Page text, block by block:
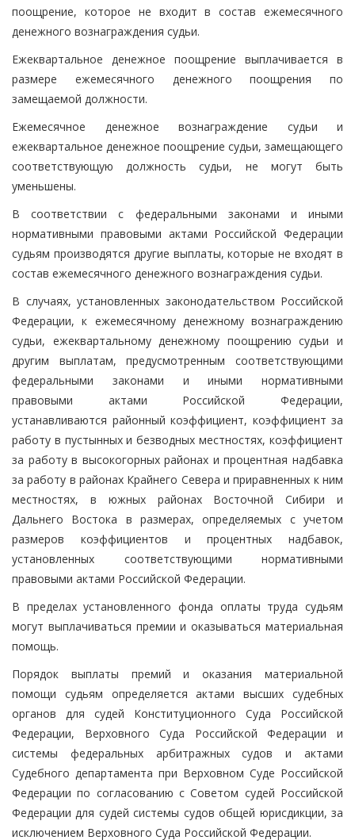
поощрение, которое не входит в состав ежемесячного
денежного вознаграждения судьи.
Ежеквартальное денежное поощрение выплачивается в
размере ежемесячного денежного поощрения по
замещаемой должности.
Ежемесячное денежное вознаграждение судьи и
ежеквартальное денежное поощрение судьи, замещающего
соответствующую должность судьи, не могут быть
уменьшены.
В соответствии с федеральными законами и иными
нормативными правовыми актами Российской Федерации
судьям производятся другие выплаты, которые не входят в
состав ежемесячного денежного вознаграждения судьи.
В случаях, установленных законодательством Российской
Федерации, к ежемесячному денежному вознаграждению
судьи, ежеквартальному денежному поощрению судьи и
другим выплатам, предусмотренным соответствующими
федеральными законами и иными нормативными
правовыми актами Российской Федерации,
устанавливаются районный коэффициент, коэффициент за
работу в пустынных и безводных местностях, коэффициент
за работу в высокогорных районах и процентная надбавка
за работу в районах Крайнего Севера и приравненных к ним
местностях, в южных районах Восточной Сибири и
Дальнего Востока в размерах, определяемых с учетом
размеров коэффициентов и процентных надбавок,
установленных соответствующими нормативными
правовыми актами Российской Федерации.
В пределах установленного фонда оплаты труда судьям
могут выплачиваться премии и оказываться материальная
помощь.
Порядок выплаты премий и оказания материальной
помощи судьям определяется актами высших судебных
органов для судей Конституционного Суда Российской
Федерации, Верховного Суда Российской Федерации и
системы федеральных арбитражных судов и актами
Судебного департамента при Верховном Суде Российской
Федерации по согласованию с Советом судей Российской
Федерации для судей системы судов общей юрисдикции, за
исключением Верховного Суда Российской Федерации.